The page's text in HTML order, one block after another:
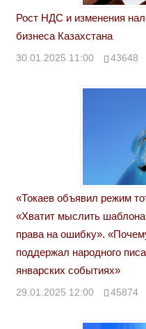
Рост НДС и изменения
бизнеса Казахстана
30.01.2025 11:00 43648
«Токаев объявил режим
«Хватит мыслить
права на ошибку».
поддержал народного
январских событиях»
29.01.2025 12:00 45874